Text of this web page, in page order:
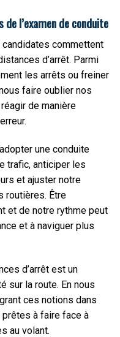
l’examen de conduite
candidates commettent
d’arrêt. Parmi
les arrêts ou freiner
faire oublier nos
de manière
une conduite
trafic, anticiper les
et ajuster notre
routières. Être
et de notre rythme peut
et à naviguer plus
d’arrêt est un
sur la route. En nous
ces notions dans
à faire face à
au volant.